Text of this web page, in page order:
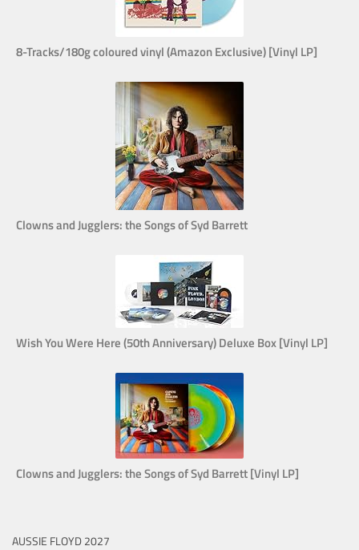
8-Tracks/180g coloured vinyl (Amazon Exclusive) [Vinyl LP]
Clowns and Jugglers: the Songs of Syd Barrett
Wish You Were Here (50th Anniversary) Deluxe Box [Vinyl LP]
Clowns and Jugglers: the Songs of Syd Barrett [Vinyl LP]
AUSSIE FLOYD 2027